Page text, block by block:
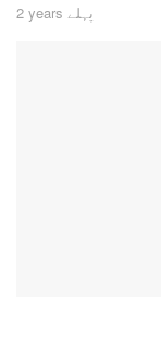
2 years پہلے